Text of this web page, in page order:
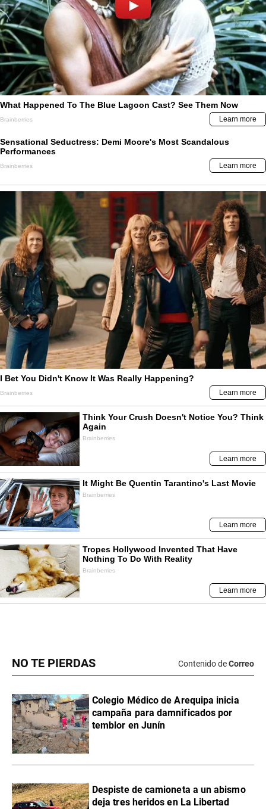
NO TE PIERDAS Contenido deCorreo
Colegio Médico de Arequipa inicia
campaña para damnificados por
temblor en Junín
Despiste de camioneta a un abismo
deja tres heridos en La Libertad